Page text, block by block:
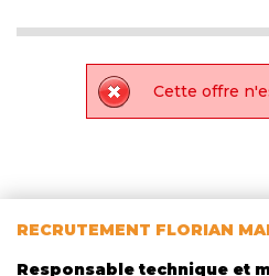
Cette offre
RECRUTEMENT FLORIAN
Responsable technique et